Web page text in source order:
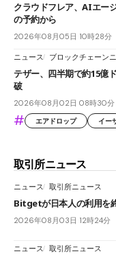
クラウドフレア、AIエー
の予約から
2026年08月05日 10時28分
ニュース ブロックチェーン
テザー、四半期で約15億
破
2026年08月02日 08時30分
# エアドロップ イー
取引所ニュース
ニュース 取引所ニュース
Bitgetが日本人の利用を
2026年08月03日 12時24分
ニュース 取引所ニュース